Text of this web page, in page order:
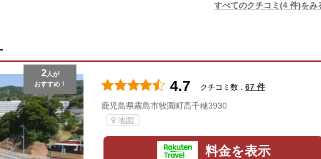
すべてのクチコミ(4 件)をみ
2人が
おすすめ！
4.7 クチコミ数 : 67 件
鹿児島県霧島市牧園町高千穂3930
地図
料金を表示